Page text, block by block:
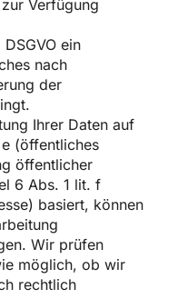
Verfügung
ein
nach
der
Ihrer Daten auf
(öffentliches
öffentlicher
6 Abs. 1 lit. f
basiert, können
Wir prüfen
möglich, ob wir
rechtlich